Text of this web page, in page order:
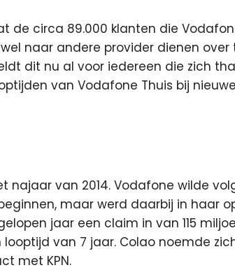
de circa 89.000 klanten die
naar andere provider dienen
dit nu al voor iedereen die zich
van Vodafone Thuis bij
najaar van 2014. Vodafone wilde
maar werd daarbij in haar
jaar een claim in van 115
van 7 jaar. Colao noemde
met KPN.